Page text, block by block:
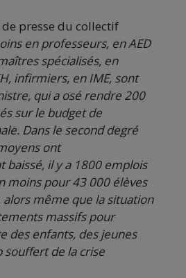
presse du collectif
en professeurs, en AED
spécialisés, en
infirmiers, en IME, sont
qui a osé rendre 200
sur le budget de
Dans le second degré
ont
baissé, il y a 1800 emplois
moins pour 43 000 élèves
même que la situation
massifs pour
des enfants, des jeunes
souffert de la crise